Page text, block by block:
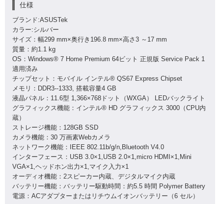
仕様
ブランド:ASUSTek
カラー:シルバー
サイズ：幅299 mm×奥行き196.8 mm×高さ3 ～17 mm
質量：約1.1 kg
OS：Windows® 7 Home Premium 64ビット 正規版 Service Pack 1
適用済み
チップセット：モバイル インテル® QS67 Express Chipset
メモリ：DDR3--1333, 搭載容量4 GB
液晶パネル：11.6型 1,366×768ドット（WXGA） LEDバックライト
グラフィックス機能：インテル® HD グラフィックス 3000（CPU内
蔵）
ストレージ機能：128GB SSD
カメラ機能：30 万画素Webカメラ
ネットワーク機能：IEEE 802.11b/g/n,Bluetooth V4.0
インターフェース：USB 3.0×1,USB 2.0×1,micro HDMI×1,Mini
VGA×1,ヘッドホン出力×1,マイク入力×1
オーディオ機能：2スピーカー内蔵、デジタルマイク内蔵
バッテリー機能：バッテリー駆動時間：約5.5 時間 Polymer Battery
電源：ACアダプターまたはリチウムイオンバッテリー（6 セル）